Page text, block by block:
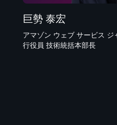
巨勢 泰宏
アマゾン ウェブ サービス
行役員 技術統括本部長